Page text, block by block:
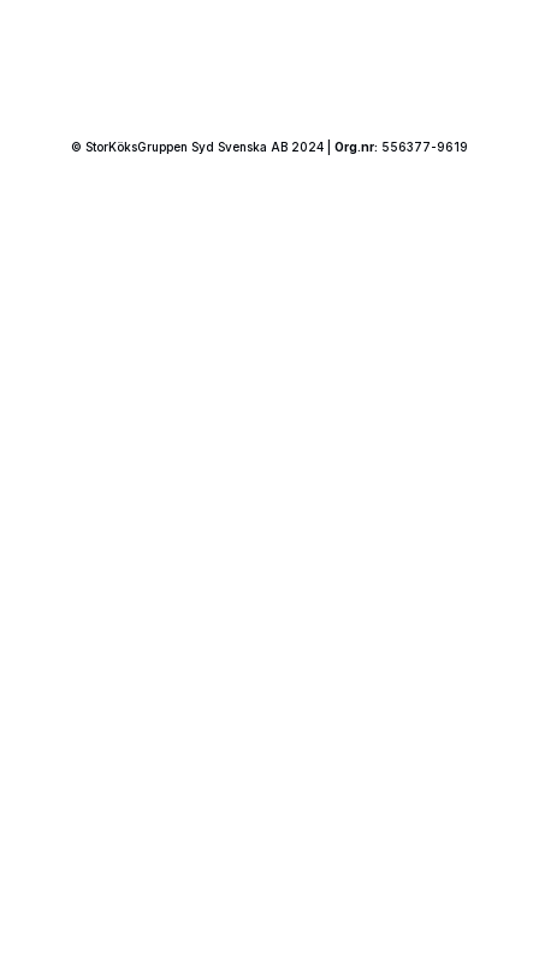
© StorKöksGruppen Syd Svenska AB 2024 | Org.nr: 556377-9619